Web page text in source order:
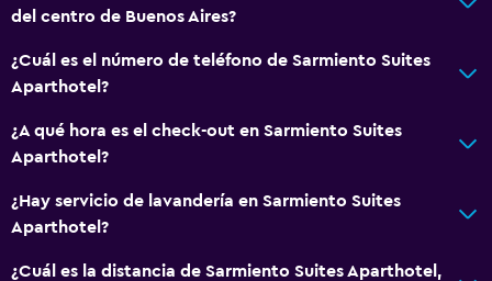
del centro de Buenos Aires?
¿Cuál es el número de teléfono de Sarmiento Suites
Aparthotel?
¿A qué hora es el check-out en Sarmiento Suites
Aparthotel?
¿Hay servicio de lavandería en Sarmiento Suites
Aparthotel?
¿Cuál es la distancia de Sarmiento Suites Aparthotel,